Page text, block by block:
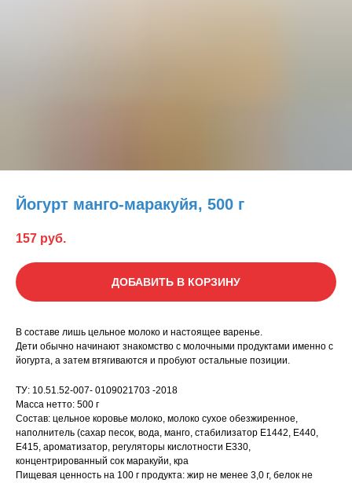
Йогурт манго-маракуйя, 500 г
157 руб.
ДОБАВИТЬ В КОРЗИНУ
В составе лишь цельное молоко и настоящее варенье.
Дети обычно начинают знакомство с молочными продуктами именно с
йогурта, а затем втягиваются и пробуют остальные позиции.
ТУ: 10.51.52-007- 0109021703 -2018
Масса нетто: 500 г
Состав: цельное коровье молоко, молоко сухое обезжиренное,
наполнитель (сахар песок, вода, манго, стабилизатор Е1442, Е440,
Е415, ароматизатор, регуляторы кислотности Е330,
концентрированный сок маракуйи, кра
Пищевая ценность на 100 г продукта: жир не менее 3,0 г, белок не